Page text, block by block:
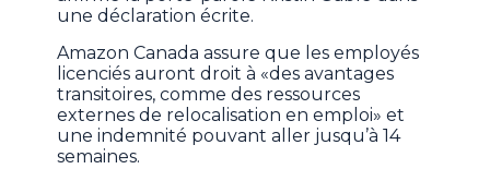
une déclaration écrite.
Amazon Canada assure que les employés
licenciés auront droit à «des avantages
transitoires, comme des ressources
externes de relocalisation en emploi» et
une indemnité pouvant aller jusqu’à 14
semaines.